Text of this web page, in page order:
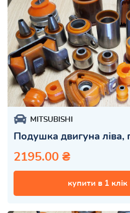
MITSUBISHI
Подушка двигуна ліва,
2195.00 ₴
купити в 1 клік